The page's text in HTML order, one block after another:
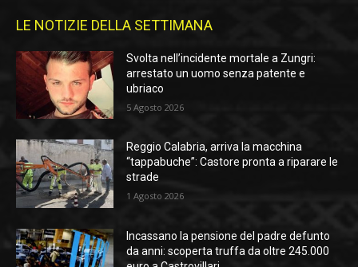
LE NOTIZIE DELLA SETTIMANA
Svolta nell’incidente mortale a Zungri:
arrestato un uomo senza patente e
ubriaco
5 Agosto 2026
Reggio Calabria, arriva la macchina
“tappabuche”: Castore pronta a riparare le
strade
1 Agosto 2026
Incassano la pensione del padre defunto
da anni: scoperta truffa da oltre 245.000